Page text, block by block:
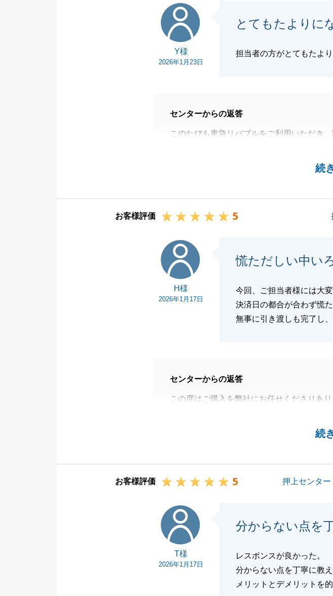
今後ともよろしくお願いいたします。
Y様
2026年1月23日
とてもたよりに
担当者の方がとてもたよ
続
センターからの返答
このたびも東急リバブルをご利用いただき
生活環境を変えたくないというご希望に基
おりましたが、Ｙ様ご家族の買換え先が無
に増えてくるかと思いますが、引き続きよ
にご相談ください。
今後とも東急リバブルをご愛顧の程、よろ
閉じる
お客様評価 5
H様
2026年1月17日
慌ただしい中い
今回、ご担当者様には大
決済日の都合が合わず慌
無事に引き渡しも完了し
続
センターからの返答
この度はご購入を弊社にお任せくださりあ
いただいたお言葉を真摯に受け、今後の営
今後とも、どうぞ宜しくお願いいたします。
お客様評価 5 押上センター
T様
2026年1月17日
分からない点を
レスポンスが良かった。
分からない点を丁寧に教え
メリットとデメリットを